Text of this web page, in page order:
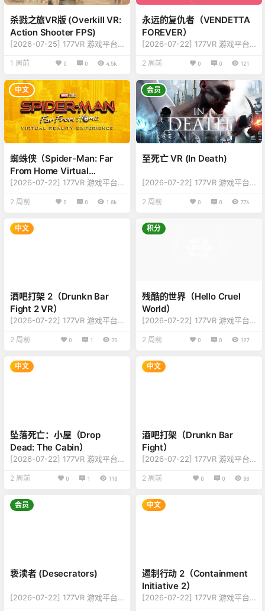
杀戮之旅VR版 (Overkill VR:
Action Shooter FPS)
[2026-07-25] 177VR 游戏平台
Shooter FPS 版本 【更新内
查看下方版本说明 【好评指
数】：8.0 【游戏名称】：Overk
ill VR: Action Shooter FPS 【游
戏类型】：射击、动作 【游戏平
台】：HTC VIVE / Oculus / Valv
e Index / 所有电脑V…
1 周前 0 0 4.5k
永远的复仇者（VENDETTA
FOREVER）
[2026-07-22] 177VR 游戏平台
R 版本 【好评指数】：7.2 【游戏
【游戏类型】：射击、生存、恐
怖、冒险、热门必玩 【游戏平
台】：HTC VIVE / Oculus / Valv
e Index / 所有电脑VR设备 【游
戏模式】：原生VR游戏（定位控
制器） 【游戏联机】：单人离线
2 周前 0 0 121
中文
蜘蛛侠（Spider-Man: Far
From Home Virtual
Reality）
[2026-07-22] 177VR 游戏平台
om Home Virtual Reality 版本
新，详情查看下方版本说明 【好
评指数】：8.0 【游戏名称】：S
2 周前 0 0 1.8k
会员
至死亡 VR (In Death)
[2026-07-22] 177VR 游戏平台
新内容】：修复新和改进更新，
数】：8.0 【游戏名称】：In Dea
th 【游戏类型】：打架、趣味、
2 周前 0 0 776
中文
酒吧打架 2（Drunkn Bar
Fight 2 VR）
[2026-07-22] 177VR 游戏平台
VR 版本 【更新内容】：修复新
说明 【好评指数】：8.0 【游戏
名称】：Drunkn Bar Fight 2 VR
2 周前 0 1 70
积分
残酷的世界（Hello Cruel
World）
[2026-07-22] 177VR 游戏平台
版本 【更新内容】：修复新和改
【好评指数】：6.8 【游戏名
称】：Hello Cruel World 【游戏
2 周前 0 0 197
中文
坠落死亡：小屋（Drop
Dead: The Cabin）
[2026-07-22] 177VR 游戏平台
bin 版本 【版本更新】：更新正
【好评指数】：7.5 【游戏名
称】：Drop Dead: The Cabin
2 周前 0 1 118
中文
酒吧打架（Drunkn Bar
Fight）
[2026-07-22] 177VR 游戏平台
本 【更新内容】：修复新和改进
【好评指数】：8.0 【游戏名
称】：Drunkn Bar Fight 【游戏
2 周前 0 0 88
会员
亵渎者 (Desecrators)
[2026-07-22] 177VR 游戏平台
中文
遏制行动 2（Containment
Initiative 2）
[2026-07-22] 177VR 游戏平台